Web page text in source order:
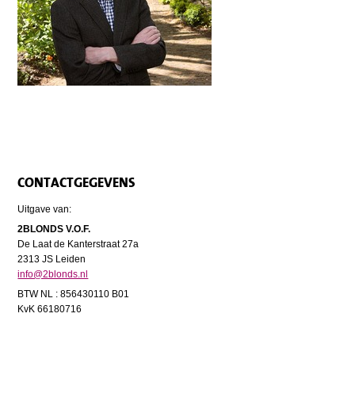
CONTACTGEGEVENS
Uitgave van:
2BLONDS V.O.F.
De Laat de Kanterstraat 27a
2313 JS Leiden
info@2blonds.nl
BTW NL : 856430110 B01
KvK 66180716